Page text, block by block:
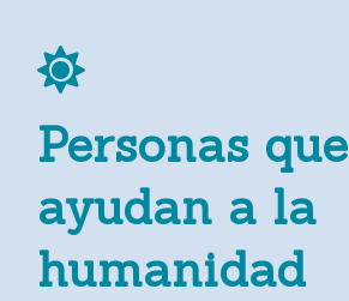
Personas que
ayudan a la
humanidad